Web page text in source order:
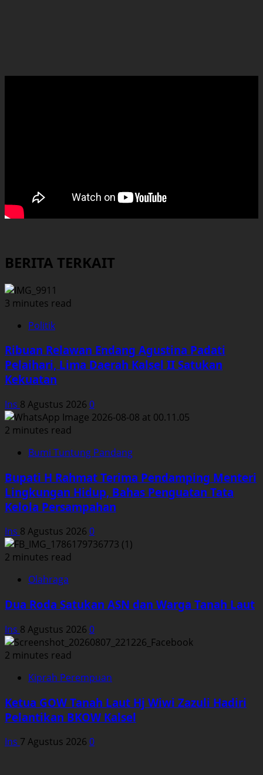
BERITA TERKAIT
3 minutes read
Politik
Ribuan Relawan Endang Agustina Padati
Pelaihari, Lima Daerah Kalsel II Satukan
Kekuatan
Ins 8 Agustus 2026 0
2 minutes read
Bumi Tuntung Pandang
Bupati H Rahmat Terima Pendamping Menteri
Lingkungan Hidup, Bahas Penguatan Tata
Kelola Persampahan
Ins 8 Agustus 2026 0
2 minutes read
Olahraga
Dua Roda Satukan ASN dan Warga Tanah Laut
Ins 8 Agustus 2026 0
2 minutes read
Kiprah Perempuan
Ketua GOW Tanah Laut Hj Wiwi Zazuli Hadiri
Pelantikan BKOW Kalsel
Ins 7 Agustus 2026 0